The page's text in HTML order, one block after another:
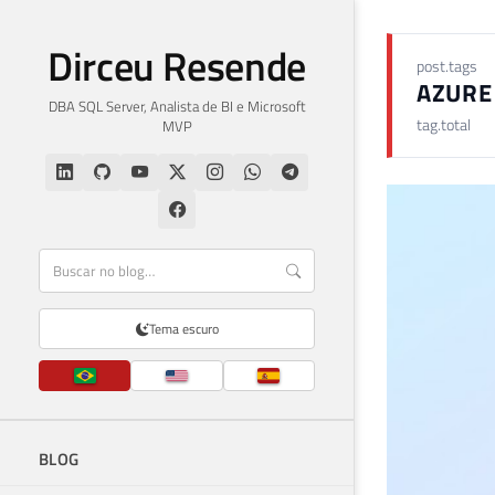
Dirceu Resende
DBA SQL Server, Analista de BI e Microsoft
MVP
Tema escuro
BLOG
post.tags
tag.total